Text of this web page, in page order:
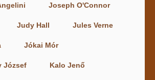
Joseph O'Connor
Judy Hall Jules Verne
Jókai Mór
József Kalo Jenő